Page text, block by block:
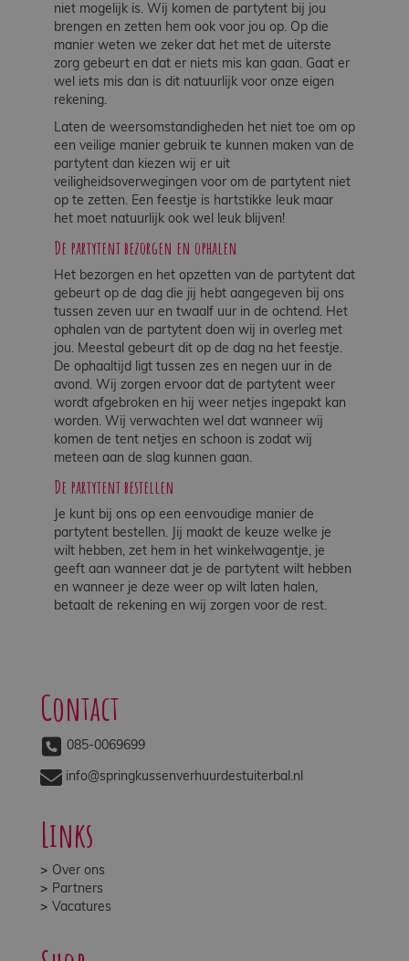
niet mogelijk is. Wij komen de partytent bij jou
brengen en zetten hem ook voor jou op. Op die
manier weten we zeker dat het met de uiterste
zorg gebeurt en dat er niets mis kan gaan. Gaat er
wel iets mis dan is dit natuurlijk voor onze eigen
rekening.
Laten de weersomstandigheden het niet toe om op
een veilige manier gebruik te kunnen maken van de
partytent dan kiezen wij er uit
veiligheidsoverwegingen voor om de partytent niet
op te zetten. Een feestje is hartstikke leuk maar
het moet natuurlijk ook wel leuk blijven!
De partytent bezorgen en ophalen
Het bezorgen en het opzetten van de partytent dat
gebeurt op de dag die jij hebt aangegeven bij ons
tussen zeven uur en twaalf uur in de ochtend. Het
ophalen van de partytent doen wij in overleg met
jou. Meestal gebeurt dit op de dag na het feestje.
De ophaaltijd ligt tussen zes en negen uur in de
avond. Wij zorgen ervoor dat de partytent weer
wordt afgebroken en hij weer netjes ingepakt kan
worden. Wij verwachten wel dat wanneer wij
komen de tent netjes en schoon is zodat wij
meteen aan de slag kunnen gaan.
De partytent bestellen
Je kunt bij ons op een eenvoudige manier de
partytent bestellen. Jij maakt de keuze welke je
wilt hebben, zet hem in het winkelwagentje, je
geeft aan wanneer dat je de partytent wilt hebben
en wanneer je deze weer op wilt laten halen,
betaalt de rekening en wij zorgen voor de rest.
Contact
085-0069699
info@springkussenverhuurdestuiterbal.nl
Links
Over ons
Partners
Vacatures